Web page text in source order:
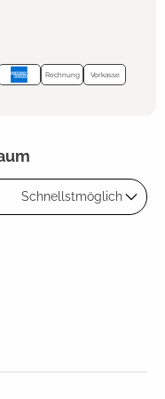
Rechnung Vorkasse
Schnellstmöglich